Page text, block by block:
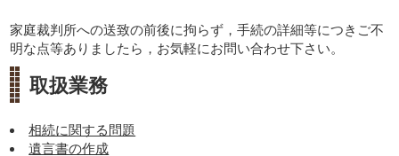
家庭裁判所への送致の前後に拘らず，手続の詳細等につきご不
明な点等ありましたら，お気軽にお問い合わせ下さい。
取扱業務
相続に関する問題
遺言書の作成